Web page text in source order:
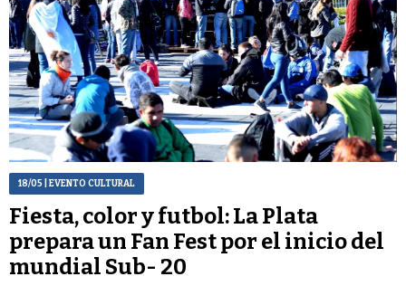
18/05 | EVENTO CULTURAL
Fiesta, color y futbol: La Plata
prepara un Fan Fest por el inicio del
mundial Sub- 20